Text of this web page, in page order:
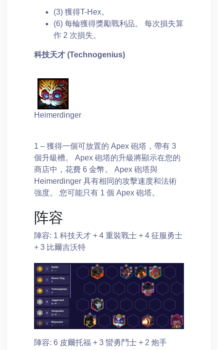
(3) 獲得T-Hex。
(6) 每輪獲得獎勵戰利品。 每次損失算
作 2 次損失。
科技天才 (Technogenius)
Heimerdinger
1 – 獲得一個可放置的 Apex 砲塔，帶有 3
個升級槽。 Apex 砲塔的升級將顯示在您的
商店中，花費 6 金幣。 Apex 砲塔與
Heimerdinger 具有相同的攻擊速度和法術
強度。 您可能只有 1 個 Apex 砲塔。
阵容
陣容: 1 科技天才 + 4 重裝戰士 + 4 征服勇士
+ 3 比爾吉沃特
陣容: 6 皮爾托福 + 3 蠻勇鬥士 + 2 炮手